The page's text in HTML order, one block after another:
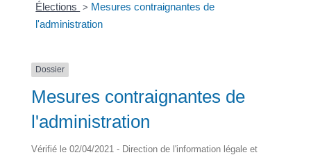
Élections > Mesures contraignantes de
l'administration
Dossier
Mesures contraignantes de
l'administration
Vérifié le 02/04/2021 - Direction de l'information légale et